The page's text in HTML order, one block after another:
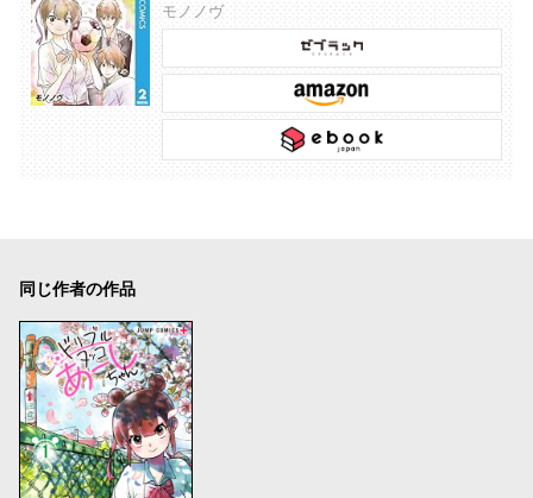
モノノヴ
同じ作者の作品